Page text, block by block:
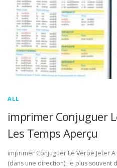
ALL
imprimer Conjuguer
Les Temps Aperçu
imprimer Conjuguer Le Verbe Jeter
(dans une direction), le plus souvent